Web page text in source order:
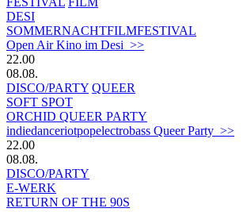
DESI
SOMMERNACHTFILMFESTIVAL
Open Air Kino im Desi >>
22.00
08.08.
DISCO/PARTY QUEER
SOFT SPOT
ORCHID QUEER PARTY
indiedanceriotpopelectrobass Queer Party >>
22.00
08.08.
DISCO/PARTY
E-WERK
RETURN OF THE 90S